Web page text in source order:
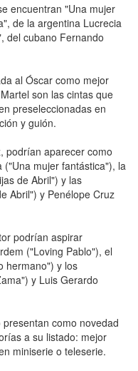
encuentran "Una mujer
de la argentina Lucrecia
del cubano Fernando
al Óscar como mejor
son las cintas que
preseleccionadas en
y guión.
podrían aparecer como
("Una mujer fantástica"), la
de Abril") y las
Abril") y Penélope Cruz
podrían aspirar
("Loving Pablo"), el
hermano") y los
y Luis Gerardo
como novedad
a su listado: mejor
miniserie o teleserie.